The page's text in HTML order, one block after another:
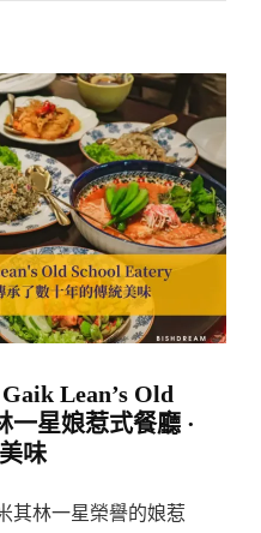
Lean’s Old
一星娘惹式餐廳 ·
味
其林一星榮譽的娘惹